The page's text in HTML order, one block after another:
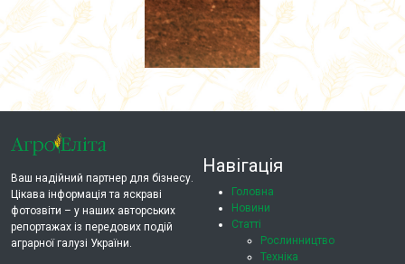
Ваш надійний партнер для бізнесу.
Цікава інформація та яскраві
фотозвіти – у наших авторських
репортажах із передових подій
аграрної галузі України.
Навігація
Головна
Новини
Статті
Рослинництво
Техніка